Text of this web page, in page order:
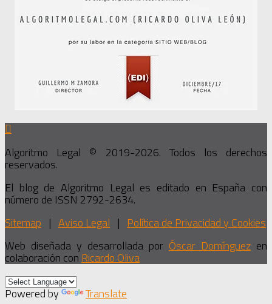
Algoritmo Legal © 2019-2026. Todos los derechos
reservados.
El blog de Algoritmo Legal es editado en España con
número de ISSN 2792-2634.
Sitemap | Aviso Legal | Política de Privacidad y Cookies
Web diseñada y desarrollada por Óscar Domínguez en
colaboración conRicardo Oliva
Powered by Translate